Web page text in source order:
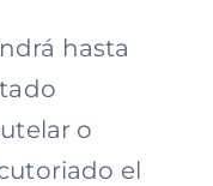
hasta
o
el